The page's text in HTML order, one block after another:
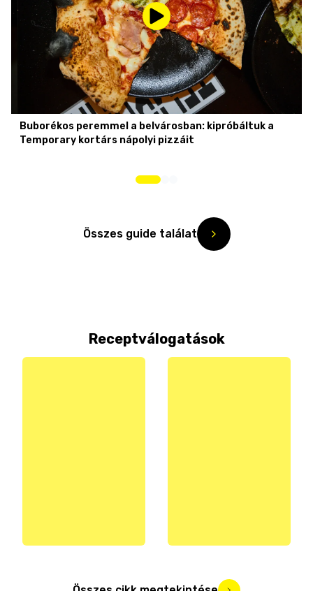
Buborékos peremmel a belvárosban: kipróbáltuk a
Temporary kortárs nápolyi pizzáit
Összes guide találat
Receptválogatások